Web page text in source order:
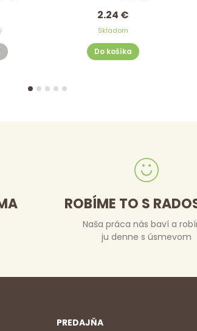
2.24 €
Skladom
Do košíka
ROBÍME TO S
Naša práca nás baví a
ju denne s úsmevom
PREDAJŇA